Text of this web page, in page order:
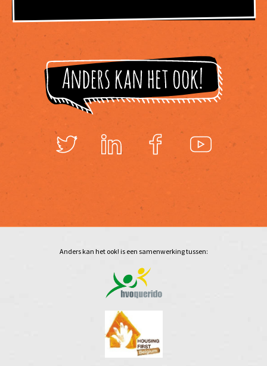
Anders kan het ook! is een samenwerking tussen: